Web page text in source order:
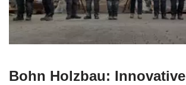
Bohn Holzbau: Innovative